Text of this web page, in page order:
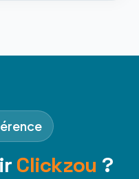
Clickzou ?